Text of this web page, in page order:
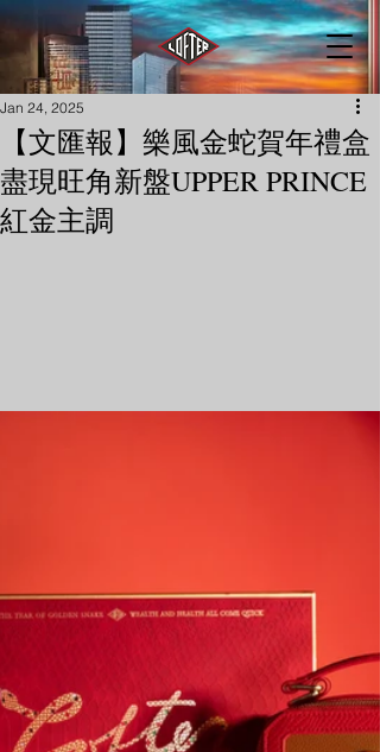
【文匯報】樂風金蛇賀年禮盒
盡現旺角新盤UPPER PRINCE
紅金主調
Jan 24, 2025